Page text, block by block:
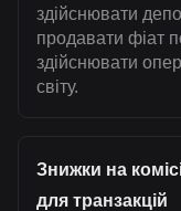
здійснювати
продавати фіат
здійснювати
світу.
Знижки на
для транзакцій